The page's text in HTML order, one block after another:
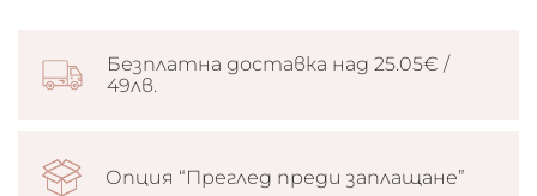
Безплатна доставка над 25.05€ /
49лв.
Опция “Преглед преди заплащане”